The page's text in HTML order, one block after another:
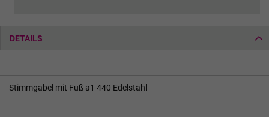
DETAILS
Stimmgabel mit Fuß a1 440 Edelstahl